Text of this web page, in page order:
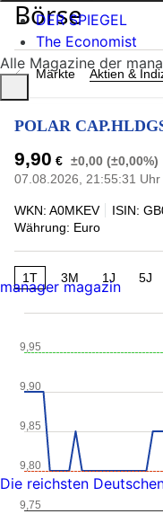
Märkte Aktien &
POLAR
9,90 € ±0,00 (±0,00%)
07.08.2026, 21:55:31 Uhr
WKN: A0MKEV ISIN:
Währung: Euro
1T 3M 1J 5J
9,75
9,80
9,85
9,90
9,95
DER SPIEGEL
The Economist
Alle Magazine der
manager magazin
Die reichsten